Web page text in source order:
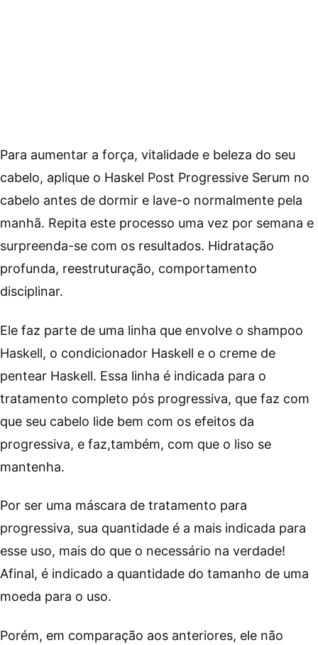
Ele faz parte de uma linha que envolve o shampoo
Haskell, o condicionador Haskell e o creme de
pentear Haskell. Essa linha é indicada para o
tratamento completo pós progressiva, que faz com
que seu cabelo lide bem com os efeitos da
progressiva, e faz,também, com que o liso se
mantenha.
Por ser uma máscara de tratamento para
progressiva, sua quantidade é a mais indicada para
esse uso, mais do que o necessário na verdade!
Afinal, é indicado a quantidade do tamanho de uma
moeda para o uso.
Porém, em comparação aos anteriores, ele não
desvantagem na lista, menos em relação ao Stephen
Knoll.
Esse creme acentua o cabelo, deixando o cabelo
sem frizz e nada assanhado. Ele é concentrado em